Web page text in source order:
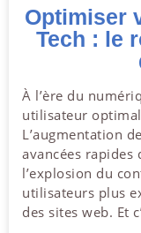
Optimiser
Tech : le
À l’ère du
utilisateur
L’augmentation
avancées
l’explosion du
utilisateurs plus
des sites web. Et